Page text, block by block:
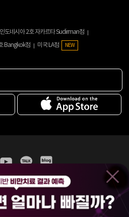
인도네시아 2호 자카르타 Sudirman점
Bangkok점 미국 LA점 NEW
용약관
홈페이지 이용약관
여진료수가
서초대로52길 7, 3~4층(서초동, 제일빌딩)